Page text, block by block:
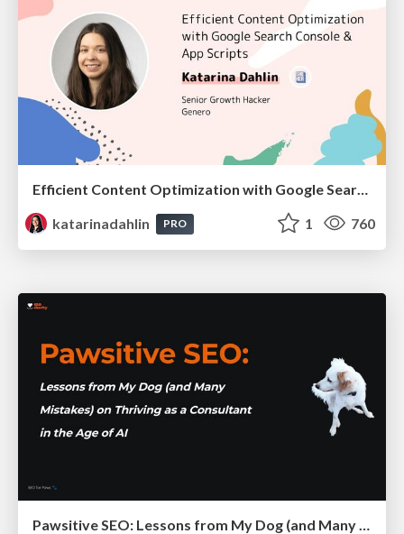
katarinadahlin
PRO 1 760
Pawsitive SEO: Lessons from My Dog (and Many Mistakes) on Thriving as a Consultant in the Age of AI